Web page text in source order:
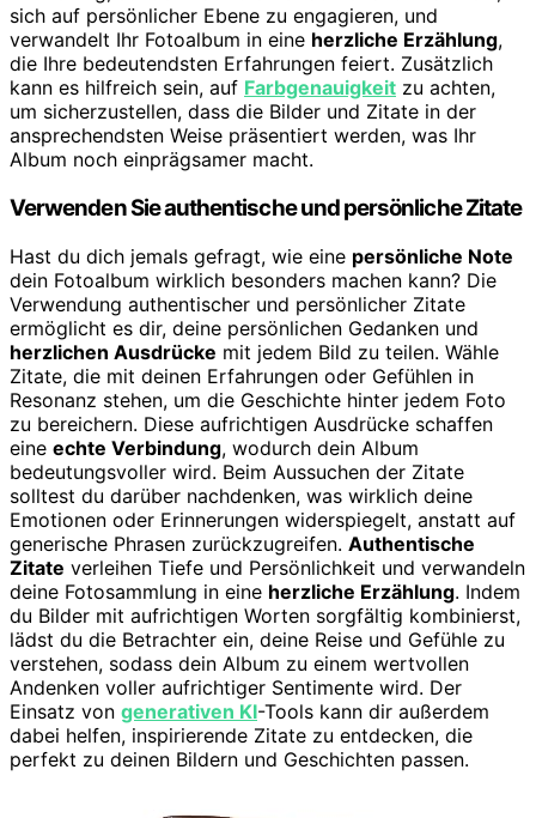
sich auf persönlicher Ebene zu engagieren, und
verwandelt Ihr Fotoalbum in eine herzliche Erzählung,
die Ihre bedeutendsten Erfahrungen feiert. Zusätzlich
kann es hilfreich sein, auf Farbgenauigkeit zu achten,
um sicherzustellen, dass die Bilder und Zitate in der
ansprechendsten Weise präsentiert werden, was Ihr
Album noch einprägsamer macht.
Verwenden Sie authentische und persönliche Zitate
Hast du dich jemals gefragt, wie eine persönliche Note
dein Fotoalbum wirklich besonders machen kann? Die
Verwendung authentischer und persönlicher Zitate
ermöglicht es dir, deine persönlichen Gedanken und
herzlichen Ausdrücke mit jedem Bild zu teilen. Wähle
Zitate, die mit deinen Erfahrungen oder Gefühlen in
Resonanz stehen, um die Geschichte hinter jedem Foto
zu bereichern. Diese aufrichtigen Ausdrücke schaffen
eine echte Verbindung, wodurch dein Album
bedeutungsvoller wird. Beim Aussuchen der Zitate
solltest du darüber nachdenken, was wirklich deine
Emotionen oder Erinnerungen widerspiegelt, anstatt auf
generische Phrasen zurückzugreifen. Authentische
Zitate verleihen Tiefe und Persönlichkeit und verwandeln
deine Fotosammlung in eine herzliche Erzählung. Indem
du Bilder mit aufrichtigen Worten sorgfältig kombinierst,
lädst du die Betrachter ein, deine Reise und Gefühle zu
verstehen, sodass dein Album zu einem wertvollen
Andenken voller aufrichtiger Sentimente wird. Der
Einsatz von generativen KI-Tools kann dir außerdem
dabei helfen, inspirierende Zitate zu entdecken, die
perfekt zu deinen Bildern und Geschichten passen.